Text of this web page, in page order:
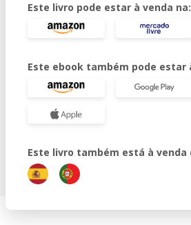
Este livro pode estar à venda na:
Este ebook também pode estar
Este livro também está à venda